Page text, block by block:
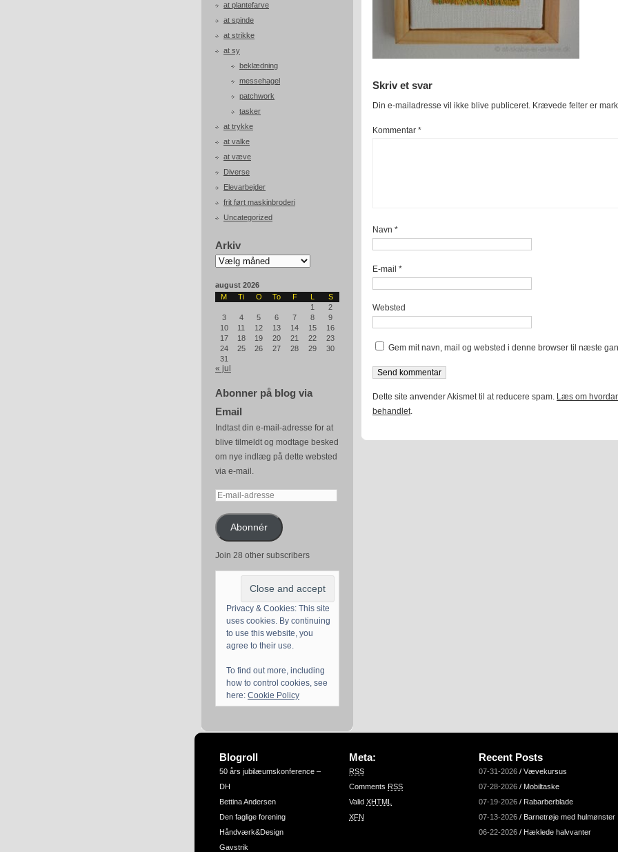
at plantefarve
at spinde
at strikke
at sy
beklædning
messehagel
patchwork
tasker
at trykke
at valke
at væve
Diverse
Elevarbejder
frit ført maskinbroderi
Uncategorized
Arkiv
Arkiv
august 2026
M
Ti O To F L
S
1
2
3
4 5 6 7 8
9
10
11 12 13 14 15
16
17
18 19 20 21 22
23
24
25 26 27 28 29
30
31
« jul
Abonner på blog via
Email
Indtast din e-mail-adresse for at
blive tilmeldt og modtage besked
om nye indlæg på dette websted
via e-mail.
E-
adresseAbonnér
Join 28 other subscribers
Privacy & Cookies: This site
uses cookies. By continuing
to use this website, you
agree to their use.
To find out more, including
how to control cookies, see
here: Cookie Policy
Skriv et svar
Din e-mailadresse vil ikke blive publiceret. Krævede felter er
Kommentar *
Navn *
E-mail *
Websted
Gem mit navn, mail og websted i denne browser til næste
Dette site anvender Akismet til at reducere spam. Læs om
behandlet.
Blogroll
50 års jubilæumskonference –
DH
Bettina Andersen
Den faglige forening
Håndværk&Design
Gavstrik
Meta:
RSS
Comments RSS
Valid XHTML
XFN
Recent Posts
07-31-2026 / Vævekursus
07-28-2026 / Mobiltaske
07-19-2026 / Rabarberblade
07-13-2026 / Barnetrøje med hulmønster
06-22-2026 / Hæklede halvvanter